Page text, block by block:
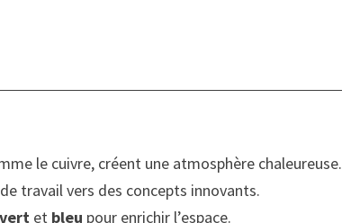
le cuivre, créent une atmosphère chaleureuse.
travail vers des concepts innovants.
vert et bleu pour enrichir l’espace.